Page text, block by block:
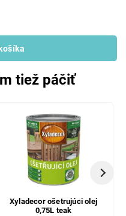
tiež páčiť
Xyladecor ošetrujúci olej
0,75L teak